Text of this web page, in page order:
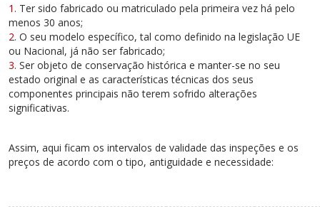
Ter sido fabricado ou matriculado pela primeira vez há pelo
menos 30 anos;
O seu modelo específico, tal como definido na legislação UE
ou Nacional, já não ser fabricado;
Ser objeto de conservação histórica e manter-se no seu
estado original e as características técnicas dos seus
componentes principais não terem sofrido alterações
significativas.
Assim, aqui ficam os intervalos de validade das inspeções e os
preços de acordo com o tipo, antiguidade e necessidade: